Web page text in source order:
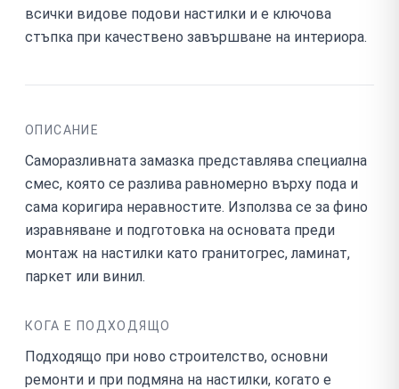
всички видове подови настилки и е ключова
стъпка при качествено завършване на интериора.
ОПИСАНИЕ
Саморазливната замазка представлява специална
смес, която се разлива равномерно върху пода и
сама коригира неравностите. Използва се за фино
изравняване и подготовка на основата преди
монтаж на настилки като гранитогрес, ламинат,
паркет или винил.
КОГА Е ПОДХОДЯЩО
Подходящо при ново строителство, основни
ремонти и при подмяна на настилки, когато е